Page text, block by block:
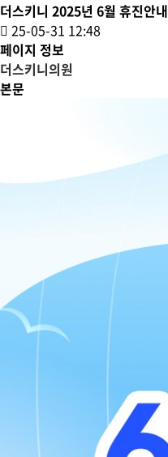
더스키니 2025년 6월 휴진안내
25-05-31 12:48
페이지 정보
더스키니의원
본문